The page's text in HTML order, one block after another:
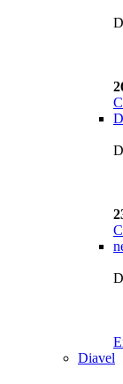
Diavel